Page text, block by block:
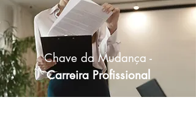
Chave da Mudança -
Carreira Profissional
Projetada para ajudar você a